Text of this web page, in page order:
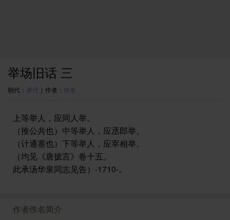
举场旧话 三
朝代： 唐代 | 作者： 佚名
上等举人，应同人举。
（推公共也）中等举人，应丞郎举。
（计通塞也）下等举人，应宰相举。
（均见《唐摭言》卷十五。
此承汤华泉同志见告）-1710-。
作者佚名简介